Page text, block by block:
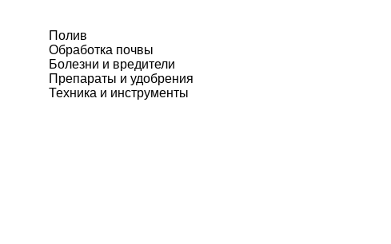
Полив
Обработка почвы
Болезни и вредители
Препараты и удобрения
Техника и инструменты